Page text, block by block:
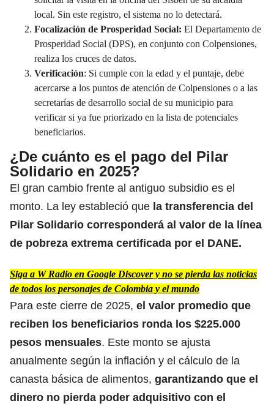
local. Sin este registro, el sistema no lo detectará.​
Focalización de Prosperidad Social: El Departamento de
Prosperidad Social (DPS), en conjunto con Colpensiones,
realiza los cruces de datos.​
Verificación: Si cumple con la edad y el puntaje, debe
acercarse a los puntos de atención de Colpensiones o a las
secretarías de desarrollo social de su municipio para
verificar si ya fue priorizado en la lista de potenciales
beneficiarios.
¿De cuánto es el pago del Pilar
Solidario en 2025?
​El gran cambio frente al antiguo subsidio es el
monto. La ley estableció que la transferencia del
Pilar Solidario corresponderá al valor de la línea
de pobreza extrema certificada por el DANE.
Siga a W Radio en Google Discover y no se pierda las noticias
de todos los personajes de Colombia y el mundo
Para este cierre de 2025, el valor promedio que
reciben los beneficiarios ronda los $225.000
pesos mensuales. Este monto se ajusta
anualmente según la inflación y el cálculo de la
canasta básica de alimentos, garantizando que el
dinero no pierda poder adquisitivo con el